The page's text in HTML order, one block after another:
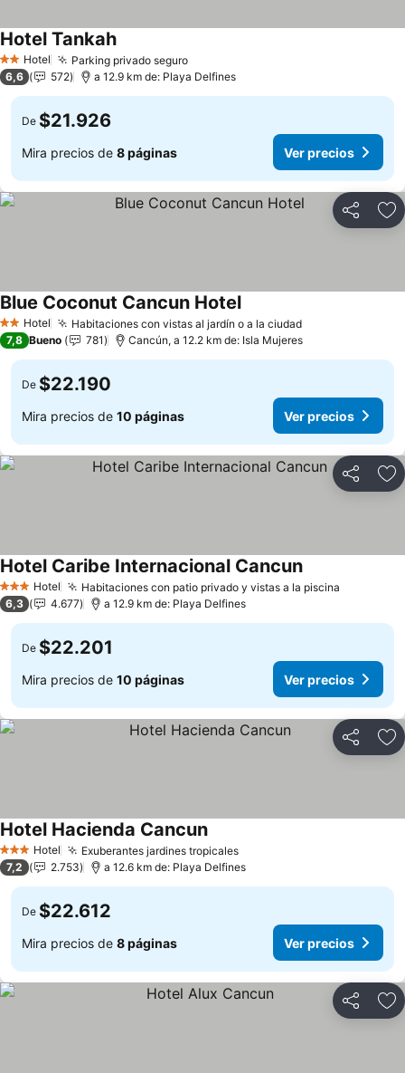
2 Estrellas
Hotel Parking privado seguro
Hotel Tankah
6,6 572 a 12.9 km de: Playa Delfines
De $21.926
Mira precios de 8 páginas Ver precios
Compartir
2 Estrellas
Hotel Habitaciones con vistas al jardín o a la ciudad
Blue Coconut Cancun Hotel
7,8 Bueno 781 Cancún, a 12.2 km de: Isla Mujeres
De $22.190
Mira precios de 10 páginas Ver precios
Compartir
3 Estrellas
Hotel Habitaciones con patio privado y vistas a la piscina
Hotel Caribe Internacional Cancun
6,3 4.677 a 12.9 km de: Playa Delfines
De $22.201
Mira precios de 10 páginas Ver precios
Compartir
3 Estrellas
Hotel Exuberantes jardines tropicales
Hotel Hacienda Cancun
7,2 2.753 a 12.6 km de: Playa Delfines
De $22.612
Mira precios de 8 páginas Ver precios
Compartir